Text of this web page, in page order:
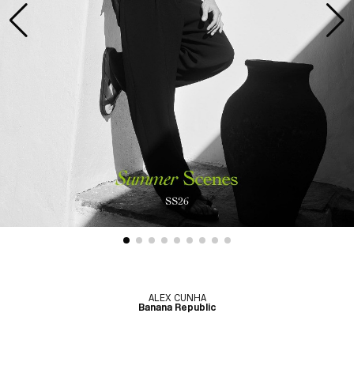
ALEX CUNHA
Banana Republic